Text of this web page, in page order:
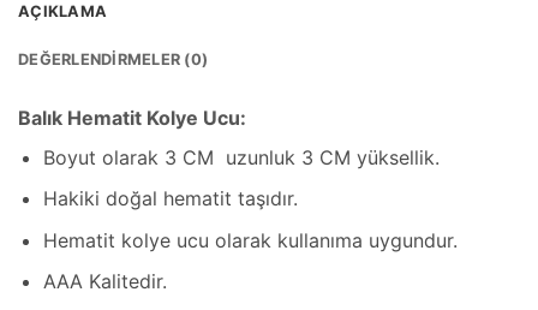
AÇIKLAMA
DEĞERLENDIRMELER (0)
Balık Hematit Kolye Ucu:
Boyut olarak 3 CM uzunluk 3 CM yüksellik.
Hakiki doğal hematit taşıdır.
Hematit kolye ucu olarak kullanıma uygundur.
AAA Kalitedir.